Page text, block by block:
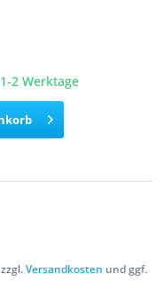
2 Werktage
Versandkosten und ggf.